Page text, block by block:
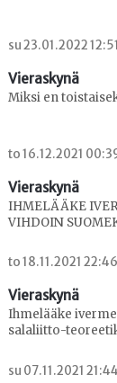
su 23.01.2022
Vieraskynä
Miksi en
to 16.12.2021
Vieraskynä
IHMELÄÄKE
VIHDOIN
to 18.11.2021
Vieraskynä
Ihmelääke
salaliitto-
su 07.11.2021